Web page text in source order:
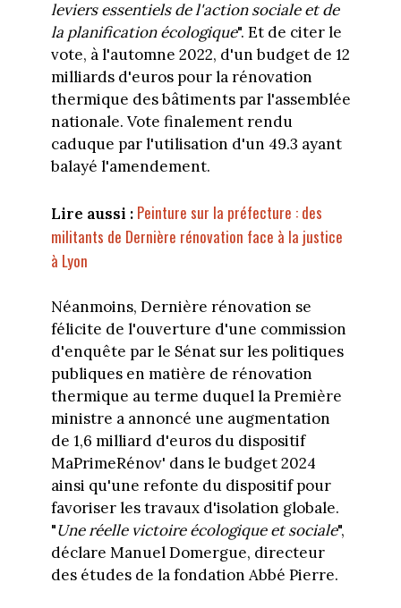
leviers essentiels de l'action sociale et de
la planification écologique". Et de citer le
vote, à l'automne 2022, d'un budget de 12
milliards d'euros pour la rénovation
thermique des bâtiments par l'assemblée
nationale. Vote finalement rendu
caduque par l'utilisation d'un 49.3 ayant
balayé l'amendement.
Lire aussi : Peinture sur la préfecture : des
militants de Dernière rénovation face à la justice
à Lyon
Néanmoins, Dernière rénovation se
félicite de l'ouverture d'une commission
d'enquête par le Sénat sur les politiques
publiques en matière de rénovation
thermique au terme duquel la Première
ministre a annoncé une augmentation
de 1,6 milliard d'euros du dispositif
MaPrimeRénov' dans le budget 2024
ainsi qu'une refonte du dispositif pour
favoriser les travaux d'isolation globale.
"Une réelle victoire écologique et sociale",
déclare Manuel Domergue, directeur
des études de la fondation Abbé Pierre.